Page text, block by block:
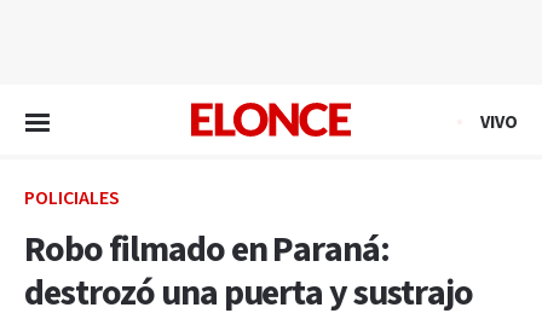
VIVO
POLICIALES
Robo filmado en Paraná:
destrozó una puerta y sustrajo